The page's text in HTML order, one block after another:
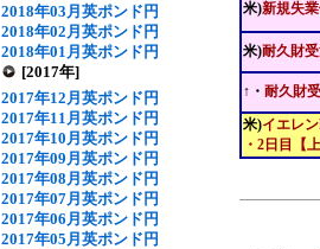
2018年03月英ポンド円
2018年02月英ポンド円
2018年01月英ポンド円
[2017年]
2017年12月英ポンド円
2017年11月英ポンド円
2017年10月英ポンド円
2017年09月英ポンド円
2017年08月英ポンド円
2017年07月英ポンド円
2017年06月英ポンド円
2017年05月英ポンド円
米)新規失
米)耐久財
↑・ 耐久財
米)イエレ
・2日目【